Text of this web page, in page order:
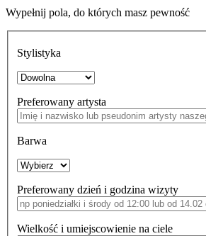
Wypełnij pola, do których masz pewność
Stylistyka
Preferowany artysta
Barwa
Preferowany dzień i godzina wizyty
Wielkość i umiejscowienie na ciele